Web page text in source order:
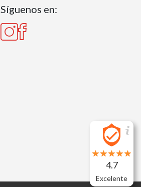
Síguenos en:
4.7
Excelente